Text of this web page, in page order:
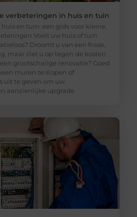
verbeteringen in huis en tuin
en tuin: een gids voor kleine,
Voelt uw huis of tuin
Droomt u van een frisse,
maar ziet u op tegen de kosten
grootschalige renovatie? Goed
muren te slopen of
uit te geven om uw
aanzienlijke upgrade